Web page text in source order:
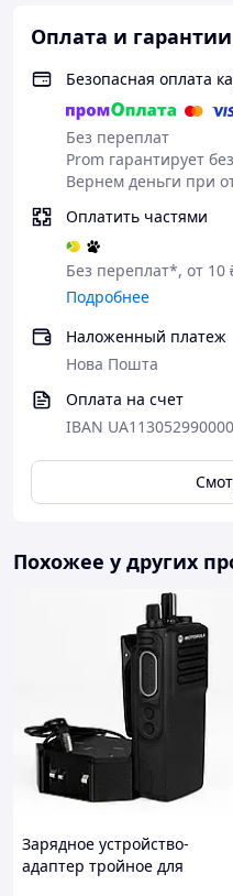
Оплата и гарантии
Безопасная оплата
Без переплат
Prom гарантирует
Вернем деньги при
Оплатить частями
Без переплат*, от 10
Подробнее
Наложенный платеж
Нова Пошта
Оплата на счет
IBAN
Похожее у других
Зарядное устройство-
адаптер тройное для